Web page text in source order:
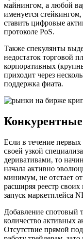
майнингом, а любой
именуется стейкингом,
ставить цифровые
протоколе PoS.
Также спекулянты
недостаток торговой
корпоративных
приходит через
поддержка фиата.
Если в течение первых
своей узкой
деривативами, то
начала активно
минимум, не отстает
расширяя реестр
запуск маркетплейса
Добавление спотовый
количество активных
Отсутствие прямой